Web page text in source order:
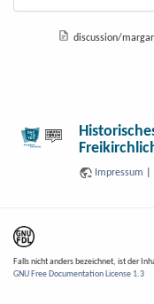
discussion/
Impressum
Falls nicht anders bezeichnet, ist der
GNU Free Documentation License 1.3